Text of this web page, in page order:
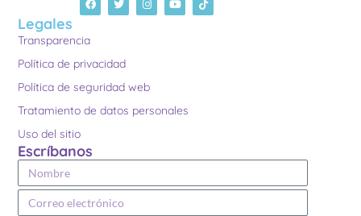
Legales
Transparencia
Política de privacidad
Política de seguridad web
Tratamiento de datos personales
Uso del sitio
Escríbanos